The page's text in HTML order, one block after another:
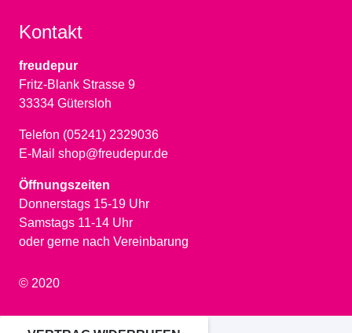
Kontakt
freudepur
Fritz-Blank Strasse 9
33334 Gütersloh
Telefon (05241) 2329036
E-Mail shop@freudepur.de
Öffnungszeiten
Donnerstags 15-19 Uhr
Samstags 11-14 Uhr
oder gerne nach Vereinbarung
© 2020